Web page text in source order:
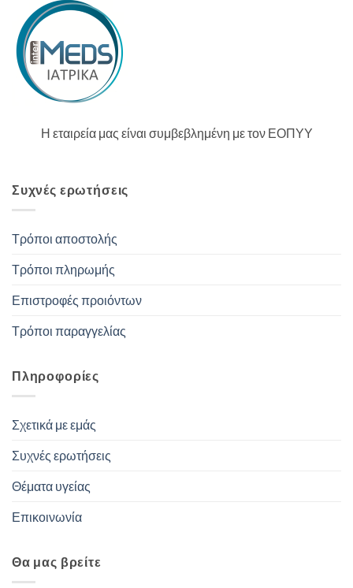
Η εταιρεία μας είναι συμβεβλημένη με τον ΕΟΠΥΥ
Συχνές ερωτήσεις
Τρόποι αποστολής
Τρόποι πληρωμής
Επιστροφές προιόντων
Τρόποι παραγγελίας
Πληροφορίες
Σχετικά με εμάς
Συχνές ερωτήσεις
Θέματα υγείας
Επικοινωνία
Θα μας βρείτε